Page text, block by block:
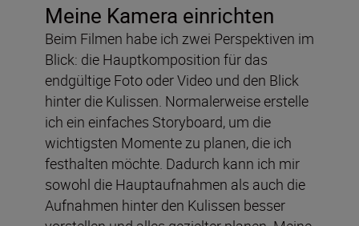
Meine Kamera einrichten
Beim Filmen habe ich zwei Perspektiven im
Blick: die Hauptkomposition für das
endgültige Foto oder Video und den Blick
hinter die Kulissen. Normalerweise erstelle
ich ein einfaches Storyboard, um die
wichtigsten Momente zu planen, die ich
festhalten möchte. Dadurch kann ich mir
sowohl die Hauptaufnahmen als auch die
Aufnahmen hinter den Kulissen besser